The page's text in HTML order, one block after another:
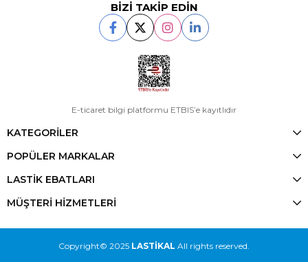
BİZİ TAKİP EDİN
E-ticaret bilgi platformu ETBIS’e kayıtlıdır
KATEGORİLER
POPÜLER MARKALAR
LASTİK EBATLARI
MÜŞTERİ HİZMETLERİ
Copyright© 2025 LASTİKAL All rights reserved.